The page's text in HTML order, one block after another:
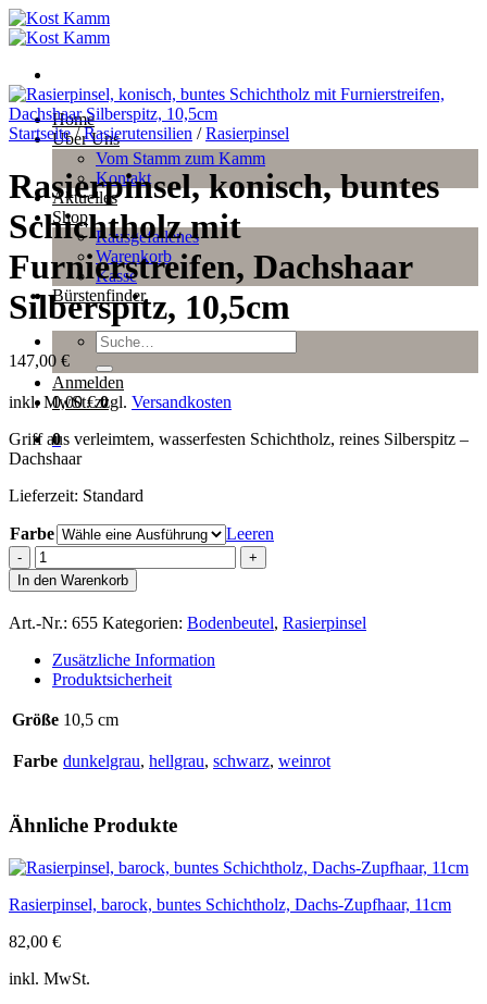
Zum
Inhalt
Home
Über Uns
Vom Stamm zum Kamm
Kontakt
Aktuelles
Shop
Rausgefallenes
Warenkorb
Kasse
Bürstenfinder
Suche
nach:
Anmelden
0,00€ 0
0
Startseite / Rasierutensilien / Rasierpinsel
Rasierpinsel, konisch, buntes
Schichtholz mit
Furnierstreifen, Dachshaar
Silberspitz, 10,5cm
147,00 €
inkl. MwSt. zzgl. Versandkosten
Griff aus verleimtem, wasserfesten Schichtholz, reines Silberspitz –
Dachshaar
Lieferzeit: Standard
Farbe
Leeren
Rasierpinsel,
konisch,
buntes
Schichtholz
mit
Furnierstreifen,
Dachshaar
Silberspitz,
10,5cm
Menge
In den Warenkorb
Art.-Nr.: 655 Kategorien: Bodenbeutel, Rasierpinsel
Zusätzliche Information
Produktsicherheit
Größe 10,5 cm
Farbe dunkelgrau, hellgrau, schwarz, weinrot
Ähnliche Produkte
Rasierpinsel, barock, buntes Schichtholz, Dachs-Zupfhaar, 11cm
82,00 €
inkl. MwSt.